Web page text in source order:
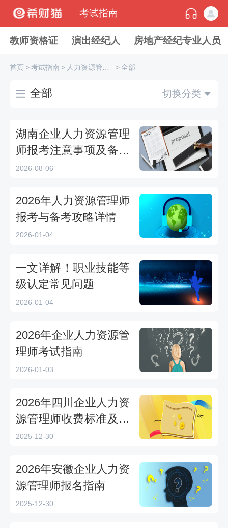
考试指南
教师资格证 演出经纪人 房地产经纪专业人员
首页>考试指南> > 全部
全部 切换分类
湖南企业人力资源管理
师报考注意事项及备考
资源全攻略
2026-08-06
2026年人力资源管理师
报考与备考攻略详情
2026-01-04
一文详解！职业技能等
级认定常见问题
2026-01-04
2026年企业人力资源管
理师考试指南
2026-01-03
2026年四川企业人力资
源管理师收费标准及考
点
2025-12-30
2026年安徽企业人力资
源管理师报名指南
2025-12-30